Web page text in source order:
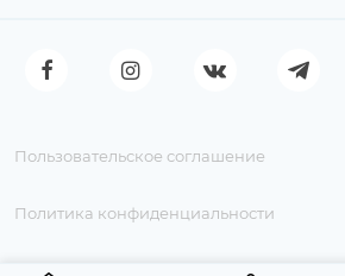
Пользовательское соглашение
Политика конфиденциальности